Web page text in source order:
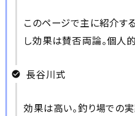
このページで主に紹介す
し効果は賛否両論。個人
長谷川式
効果は高い。釣り場での